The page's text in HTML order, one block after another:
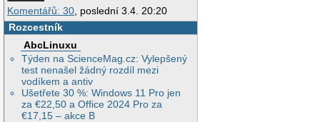
Komentářů: 30, poslední 3.4. 20:20
Rozcestník
AbcLinuxu
Týden na ScienceMag.cz: Vylepšený
test nenašel žádný rozdíl mezi
vodíkem a antiv
Ušetřete 30 %: Windows 11 Pro jen
za €22,50 a Office 2024 Pro za
€17,15 – akce B